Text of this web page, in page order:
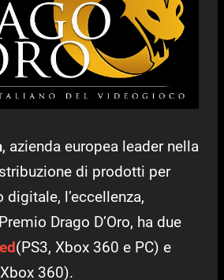
, azienda europea leader nella
di prodotti per
digitale, l’eccellenza,
Drago D’Oro, ha due
(PS3, Xbox 360 e PC) e
360).